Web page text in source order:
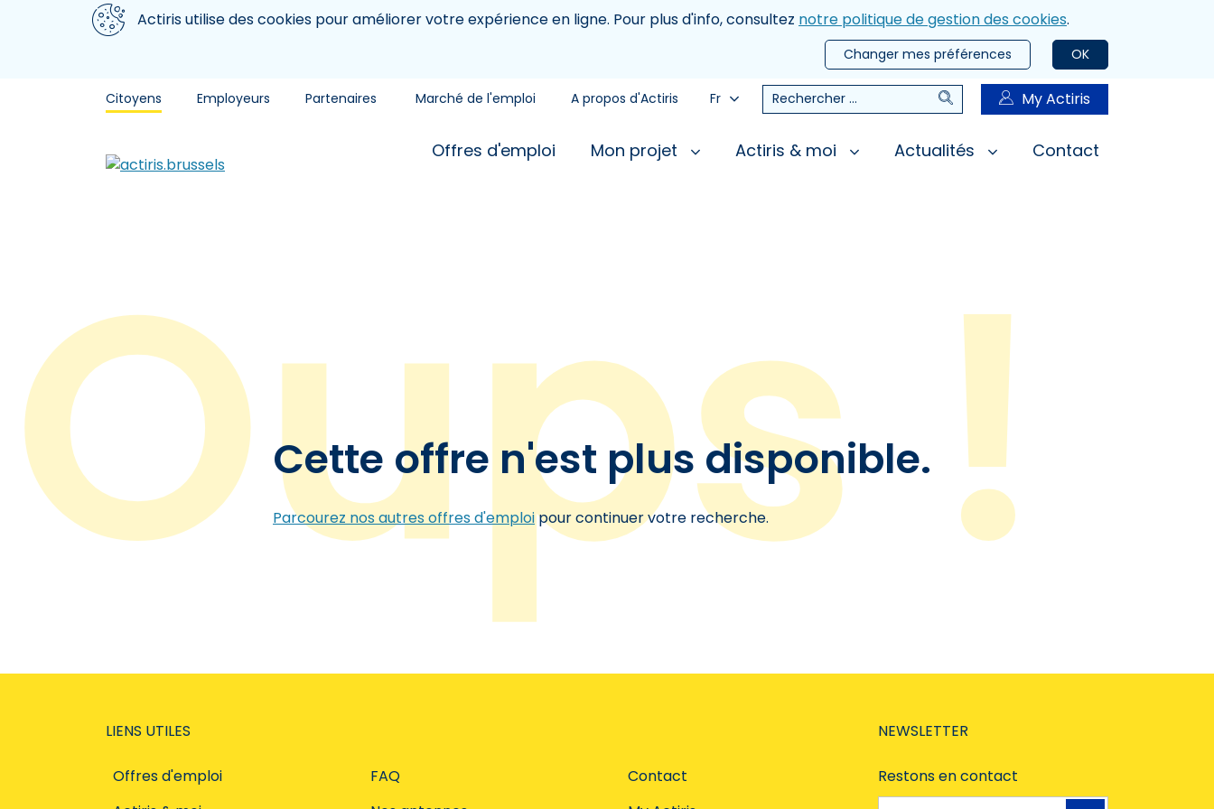
Aller au contenu principal
Nous utilisons des cookiesActiris utilise des cookies pour améliorer votre expérience en ligne. Pour plus d'info, consultez notre politique de gestion des cookies.
OK
Changer mes préférences
Citoyens Employeurs Partenaires Marché de l'emploi A propos d'Actiris Fr Rechercher RechercherMy Actiris
Offres d'emploi Mon projet Actiris & moi Actualités Contact
Cette offre n'est plus disponible.
Parcourez nos autres offres d'emploipour continuer votre recherche.
LIENS UTILES
Offres d'emploi
FAQ
Contact
NEWSLETTER
Restons en contact